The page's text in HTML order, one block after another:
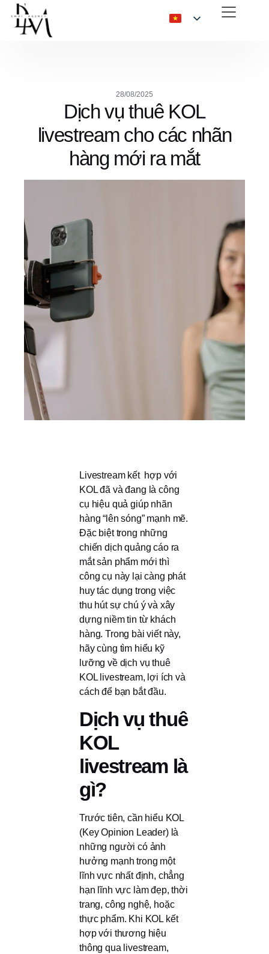
28/08/2025
Dịch vụ thuê KOL
livestream cho các nhãn
hàng mới ra mắt
Livestream kết hợp với
KOL đã và đang là công
cụ hiệu quả giúp nhãn
hàng “lên sóng” mạnh mẽ.
Đặc biệt trong những
chiến dịch quảng cáo ra
mắt sản phẩm mới thì
công cụ này lại càng phát
huy tác dụng trong việc
thu hút sự chú ý và xây
dựng niềm tin từ khách
hàng. Trong bài viết này,
hãy cùng tìm hiểu kỹ
lưỡng về dịch vụ thuê
KOL livestream, lợi ích và
cách để bạn bắt đầu.
Dịch vụ thuê
KOL
livestream là
gì?
Trước tiên, cần hiểu KOL
(Key Opinion Leader) là
những người có ảnh
hưởng mạnh trong một
lĩnh vực nhất định, chẳng
hạn lĩnh vực làm đẹp, thời
trang, công nghệ, hoặc
thực phẩm. Khi KOL kết
hợp với thương hiệu
thông qua livestream,